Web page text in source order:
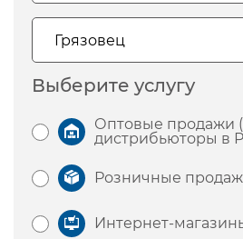
Выберите услугу
Оптовые продажи
дистрибьюторы в
Розничные
Интернет-